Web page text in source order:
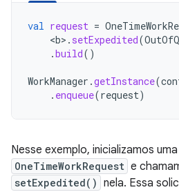
val request =
<b> . setExpedited(
.build()
WorkManager .getInstance(
. enqueue(request)
Nesse exemplo, inicializamos
OneTimeWorkRequest e
setExpedited() nela. Essa